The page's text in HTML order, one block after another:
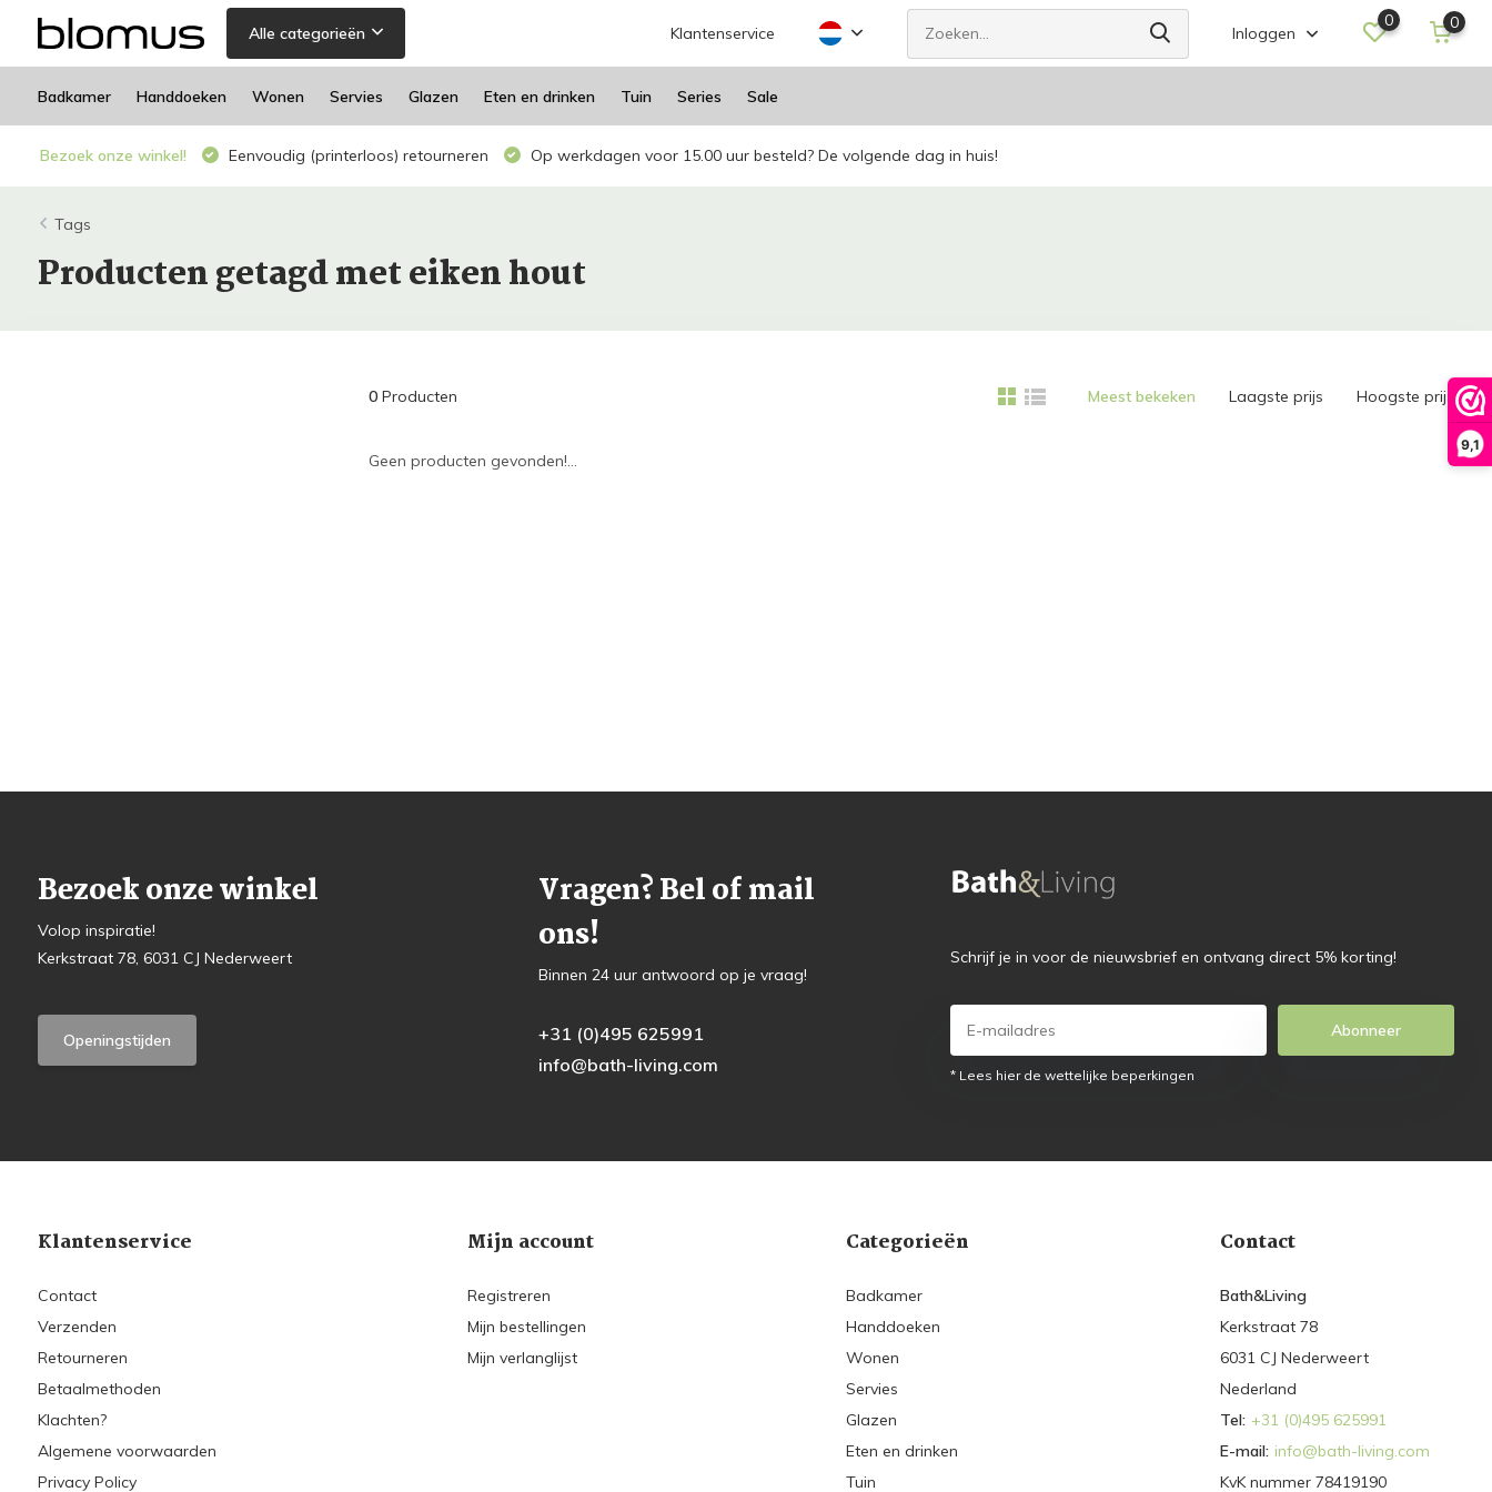
9,1
Alle categorieën Klantenservice Inloggen
0 0
Badkamer Handdoeken Wonen Servies Glazen Eten en drinken Tuin Series Sale
Bezoek onze winkel! Eenvoudig (printerloos) retourneren Op werkdagen voor 15.00 uur besteld? De volgende dag in huis!
Tags
Producten getagd met eiken hout
0Producten Meest bekeken Laagste prijs Hoogste prijs
Geen producten gevonden!...
Bezoek onze winkel
Volop inspiratie!
Kerkstraat 78, 6031 CJ Nederweert
Openingstijden
Vragen? Bel of mail
ons!
Binnen 24 uur antwoord op je vraag!
+31 (0)495 625991
info@bath-living.com
Schrijf je in voor de nieuwsbrief en ontvang direct 5% korting!
Abonneer
* Lees hier de wettelijke beperkingen
Klantenservice
Contact
Verzenden
Retourneren
Betaalmethoden
Klachten?
Algemene voorwaarden
Privacy Policy
Mijn account
Registreren
Mijn bestellingen
Mijn verlanglijst
Categorieën
Badkamer
Handdoeken
Wonen
Servies
Glazen
Eten en drinken
Tuin
Contact
Bath&Living
Kerkstraat 78
6031 CJ Nederweert
Nederland
Tel: +31 (0)495 625991
E-mail: info@bath-living.com
KvK nummer 78419190